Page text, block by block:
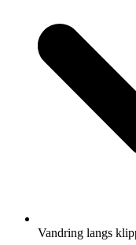
Vandring langs